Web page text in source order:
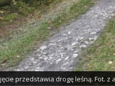
przedstawia drogę leśną. Fot. z